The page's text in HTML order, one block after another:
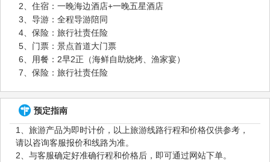
2、住宿：一晚海边酒店+一晚五星酒店
3、导游：全程导游陪同
4、保险：旅行社责任险
5、门票：景点首道大门票
6、用餐：2早2正（海鲜自助烧烤、渔家宴）
7、保险：旅行社责任险
预定指南
1、旅游产品为即时计价，以上旅游线路行程和价格仅供参考，
请以咨询客服报价和线路为准。
2、与客服确定好准确行程和价格后，即可通过网站下单。